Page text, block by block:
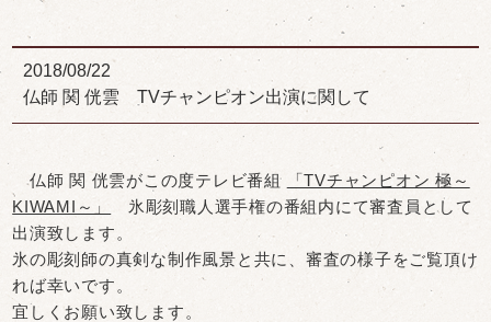
2018/08/22
仏師 関 侊雲 TVチャンピオン出演に関して
仏師 関 侊雲がこの度テレビ番組
「TVチャンピオン 極～
KIWAMI～」
氷彫刻職人選手権の番組内にて審査員として
出演致します。
氷の彫刻師の真剣な制作風景と共に、審査の様子をご覧頂け
れば幸いです。
宜しくお願い致します。